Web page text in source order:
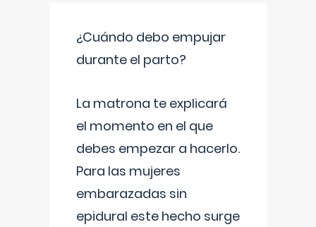
¿Cuándo debo empujar
durante el parto?
La matrona te explicará
el momento en el que
debes empezar a hacerlo.
Para las mujeres
embarazadas sin
epidural este hecho surge